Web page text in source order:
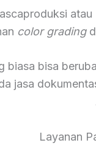
atau
color grading
biasa bisa
jasa
Layanan